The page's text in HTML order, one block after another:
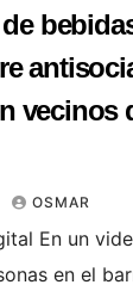
vecinos
OSMAR
En un
en el